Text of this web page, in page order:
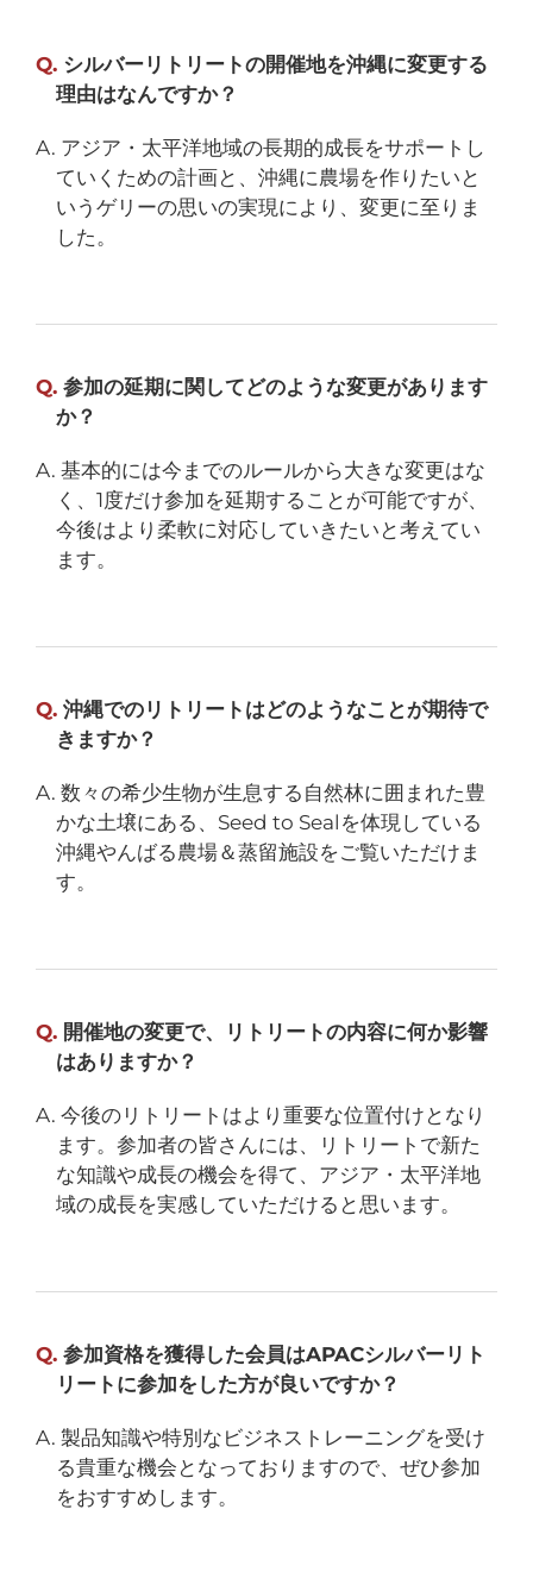
Q.シルバーリトリートの開催地を沖縄に変更する
理由はなんですか？
A. アジア・太平洋地域の長期的成長をサポートし
ていくための計画と、沖縄に農場を作りたいと
いうゲリーの思いの実現により、変更に至りま
した。
Q.参加の延期に関してどのような変更があります
か？
A. 基本的には今までのルールから大きな変更はな
く、1度だけ参加を延期することが可能ですが、
今後はより柔軟に対応していきたいと考えてい
ます。
Q.沖縄でのリトリートはどのようなことが期待で
きますか？
A. 数々の希少生物が生息する自然林に囲まれた豊
かな土壌にある、Seed to Sealを体現している
沖縄やんばる農場＆蒸留施設をご覧いただけま
す。
Q.開催地の変更で、リトリートの内容に何か影響
はありますか？
A. 今後のリトリートはより重要な位置付けとなり
ます。参加者の皆さんには、リトリートで新た
な知識や成長の機会を得て、アジア・太平洋地
域の成長を実感していただけると思います。
Q.参加資格を獲得した会員はAPACシルバーリト
リートに参加をした方が良いですか？
A. 製品知識や特別なビジネストレーニングを受け
る貴重な機会となっておりますので、ぜひ参加
をおすすめします。